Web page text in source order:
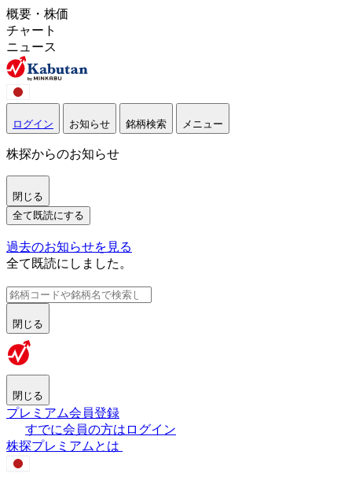
概要・株価
チャート
ニュース
ログイン お知らせ 銘柄検索 メニュー
株探からのお知らせ
閉じる
全て既読にする
過去のお知らせを見る
全て既読にしました。
閉じる
閉じる
プレミアム会員登録
すでに会員の方はログイン
株探プレミアムとは